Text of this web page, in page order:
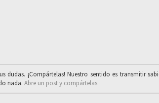
dudas. ¡Compártelas! Nuestro sentido es transmitir
nada. Abre un post y compártelas